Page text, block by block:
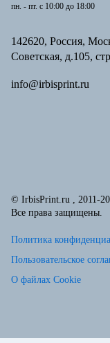
пн. - пт. с 10:00 до 18:00
142620, Россия,
Советская, д.105,
info@irbisprint.ru
© IrbisPrint.ru , 2011-
Все права защищены.
Политика
Пользовательское
О файлах Cookie